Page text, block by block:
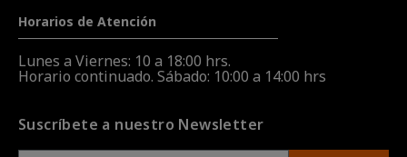
Horarios de Atención
Lunes a Viernes: 10 a 18:00 hrs.
Horario continuado. Sábado: 10:00 a 14:00 hrs
Suscríbete a nuestro Newsletter